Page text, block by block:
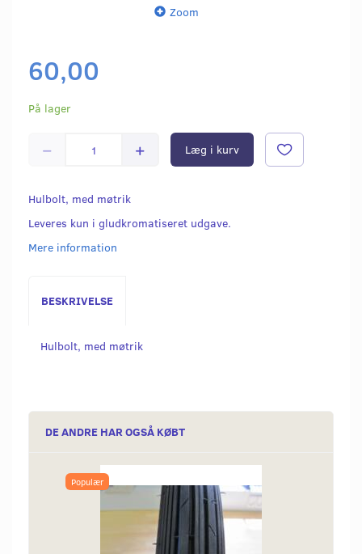
Zoom
60,00
På lager
Læg i kurv
Hulbolt, med møtrik
Leveres kun i gludkromatiseret udgave.
Mere information
BESKRIVELSE
Hulbolt, med møtrik
DE ANDRE HAR OGSÅ KØBT
Populær